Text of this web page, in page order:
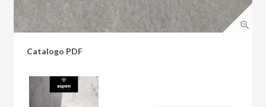
Catalogo PDF